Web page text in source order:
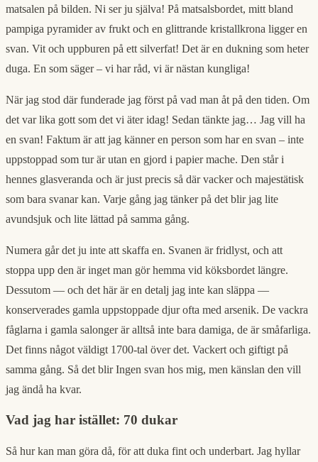
matsalen på bilden. Ni ser ju själva! På matsalsbordet, mitt bland
pampiga pyramider av frukt och en glittrande kristallkrona ligger en
svan. Vit och uppburen på ett silverfat! Det är en dukning som heter
duga. En som säger – vi har råd, vi är nästan kungliga!
När jag stod där funderade jag först på vad man åt på den tiden. Om
det var lika gott som det vi äter idag! Sedan tänkte jag… Jag vill ha
en svan! Faktum är att jag känner en person som har en svan – inte
uppstoppad som tur är utan en gjord i papier mache. Den står i
hennes glasveranda och är just precis så där vacker och majestätisk
som bara svanar kan. Varje gång jag tänker på det blir jag lite
avundsjuk och lite lättad på samma gång.
Numera går det ju inte att skaffa en. Svanen är fridlyst, och att
stoppa upp den är inget man gör hemma vid köksbordet längre.
Dessutom — och det här är en detalj jag inte kan släppa —
konserverades gamla uppstoppade djur ofta med arsenik. De vackra
fåglarna i gamla salonger är alltså inte bara damiga, de är småfarliga.
Det finns något väldigt 1700-tal över det. Vackert och giftigt på
samma gång. Så det blir Ingen svan hos mig, men känslan den vill
jag ändå ha kvar.
Vad jag har istället: 70 dukar
Så hur kan man göra då, för att duka fint och underbart. Jag hyllar